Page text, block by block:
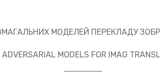
МОДЕЛЕЙ ПЕРЕКЛАДУ
MODELS FOR IMAG